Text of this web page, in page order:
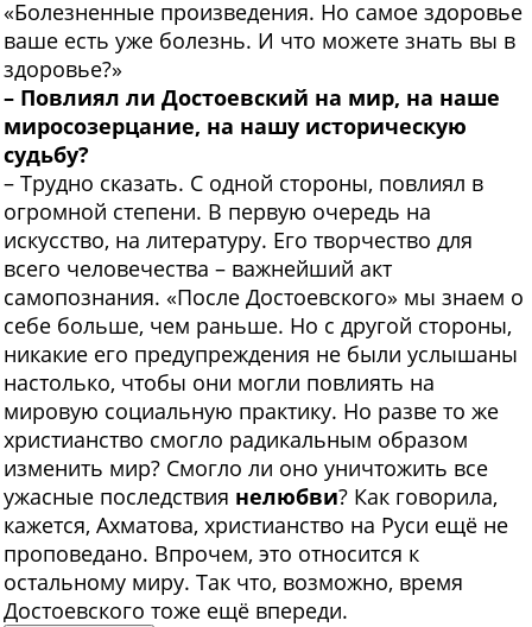
«Болезненные произведения. Но самое здоровье
ваше есть уже болезнь. И что можете знать вы в
здоровье?»
– Повлиял ли Достоевский на мир, на наше
миросозерцание, на нашу историческую
судьбу?
– Трудно сказать. С одной стороны, повлиял в
огромной степени. В первую очередь на
искусство, на литературу. Его творчество для
всего человечества – важнейший акт
самопознания. «После Достоевского» мы знаем о
себе больше, чем раньше. Но с другой стороны,
никакие его предупреждения не были услышаны
настолько, чтобы они могли повлиять на
мировую социальную практику. Но разве то же
христианство смогло радикальным образом
изменить мир? Смогло ли оно уничтожить все
ужасные последствия нелюбви? Как говорила,
кажется, Ахматова, христианство на Руси ещё не
проповедано. Впрочем, это относится к
остальному миру. Так что, возможно, время
Достоевского тоже ещё впереди.